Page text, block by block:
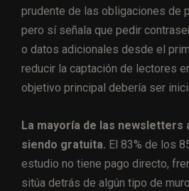
prudente de las obligaciones de
pero sí señala que pedir
o datos adicionales desde el
reducir la captación de lectores
objetivo principal debería ser
La mayoría de las newsletters
siendo gratuita. El 83% de los
estudio no tiene pago directo,
sitúa detrás de algún tipo de